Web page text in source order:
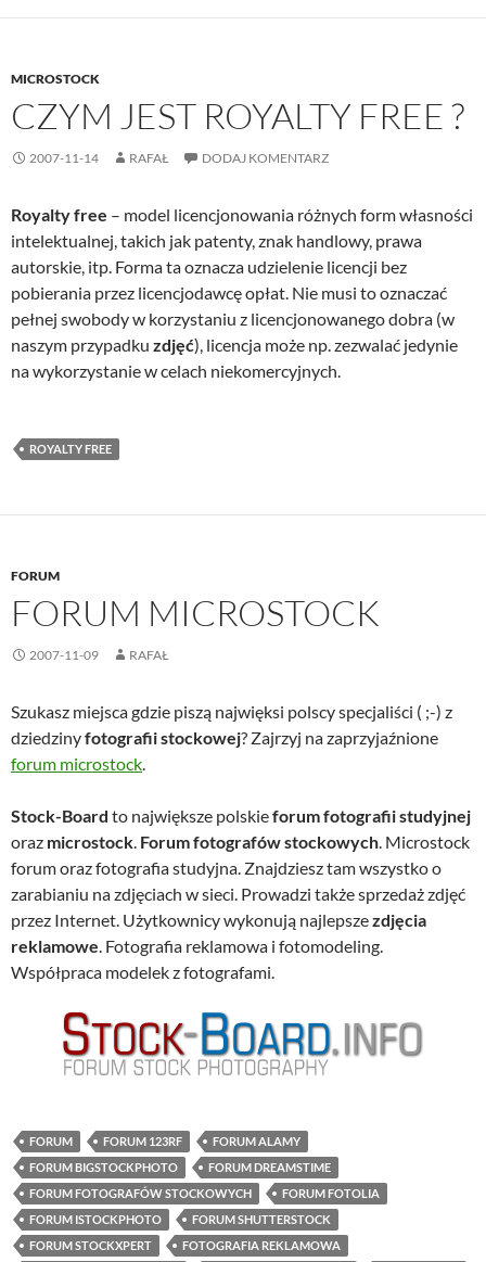
MICROSTOCK
CZYM JEST ROYALTY FREE ?
2007-11-14 RAFAŁ DODAJ KOMENTARZ
Royalty free – model licencjonowania różnych form własności
intelektualnej, takich jak patenty, znak handlowy, prawa
autorskie, itp. Forma ta oznacza udzielenie licencji bez
pobierania przez licencjodawcę opłat. Nie musi to oznaczać
pełnej swobody w korzystaniu z licencjonowanego dobra (w
naszym przypadku zdjęć), licencja może np. zezwalać jedynie
na wykorzystanie w celach niekomercyjnych.
ROYALTY FREE
FORUM
FORUM MICROSTOCK
2007-11-09 RAFAŁ
Szukasz miejsca gdzie piszą najwięksi polscy specjaliści ( ;-) z
dziedzinyfotografii stockowej? Zajrzyj na zaprzyjaźnione
forum microstock
Stock-Board to największe polskieforum fotografii studyjnej
oraz microstock Forum fotografów stockowych . Microstock
forum oraz fotografia studyjna. Znajdziesz tam wszystko o
zarabianiu na zdjęciach w sieci. Prowadzi także sprzedaż zdjęć
przez Internet. Użytkownicy wykonują najlepszezdjęcia
reklamowe . Fotografia reklamowa i fotomodeling.
Współpraca modelek z fotografami.
FORUM FORUM 123RF
FORUM ALAMY
FORUM BIGSTOCKPHOTO
FORUM DREAMSTIME
FORUM FOTOGRAFÓW STOCKOWYCH
FORUM FOTOLIA
FORUM ISTOCKPHOTO
FORUM SHUTTERSTOCK
FORUM STOCKXPERT
FOTOGRAFIA REKLAMOWA